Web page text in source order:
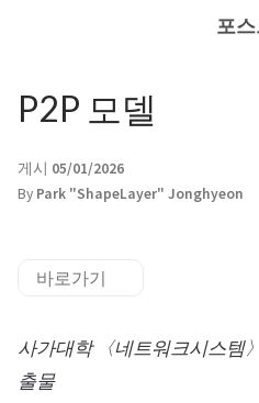
포
P2P 모델
게시 05/01/2026
By Park "ShapeLayer" Jonghyeon
바로가기
사가대학 〈네트워크시스템
출물